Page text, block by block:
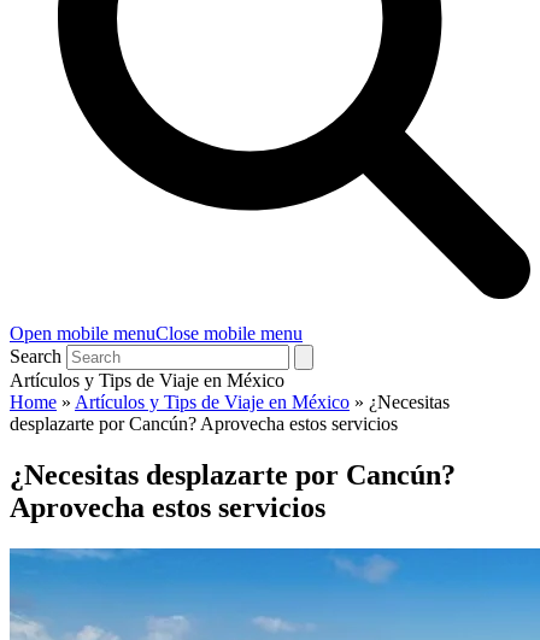
Open mobile menuClose mobile menu
Search
Artículos y Tips de Viaje en México
Home » Artículos y Tips de Viaje en México » ¿Necesitas
desplazarte por Cancún? Aprovecha estos servicios
¿Necesitas desplazarte por Cancún?
Aprovecha estos servicios